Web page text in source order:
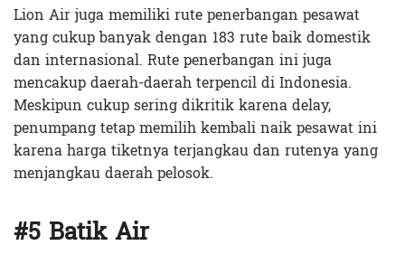
Lion Air juga memiliki rute penerbangan pesawat
yang cukup banyak dengan 183 rute baik domestik
dan internasional. Rute penerbangan ini juga
mencakup daerah-daerah terpencil di Indonesia.
Meskipun cukup sering dikritik karena delay,
penumpang tetap memilih kembali naik pesawat ini
karena harga tiketnya terjangkau dan rutenya yang
menjangkau daerah pelosok.
#5 Batik Air